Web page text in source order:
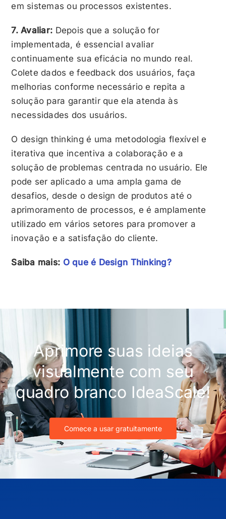
em sistemas ou processos existentes.
7. Avaliar: Depois que a solução for
implementada, é essencial avaliar
continuamente sua eficácia no mundo real.
Colete dados e feedback dos usuários, faça
melhorias conforme necessário e repita a
solução para garantir que ela atenda às
necessidades dos usuários.
O design thinking é uma metodologia flexível e
iterativa que incentiva a colaboração e a
solução de problemas centrada no usuário. Ele
pode ser aplicado a uma ampla gama de
desafios, desde o design de produtos até o
aprimoramento de processos, e é amplamente
utilizado em vários setores para promover a
inovação e a satisfação do cliente.
Saiba mais: O que é Design Thinking?
Aprimore suas ideias
visualmente com seu
quadro branco IdeaScale!
Comece a usar gratuitamente